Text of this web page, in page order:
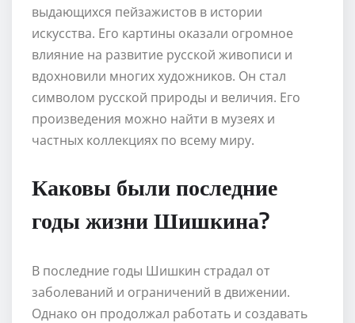
выдающихся пейзажистов в истории
искусства. Его картины оказали огромное
влияние на развитие русской живописи и
вдохновили многих художников. Он стал
символом русской природы и величия. Его
произведения можно найти в музеях и
частных коллекциях по всему миру.
Каковы были последние
годы жизни Шишкина?
В последние годы Шишкин страдал от
заболеваний и ограничений в движении.
Однако он продолжал работать и создавать